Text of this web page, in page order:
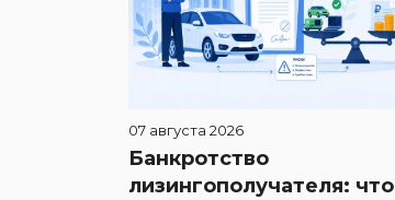
07 августа 2026
Банкротство
лизингополучателя: что